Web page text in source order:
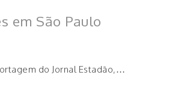
em São Paulo
do Jornal Estadão,…